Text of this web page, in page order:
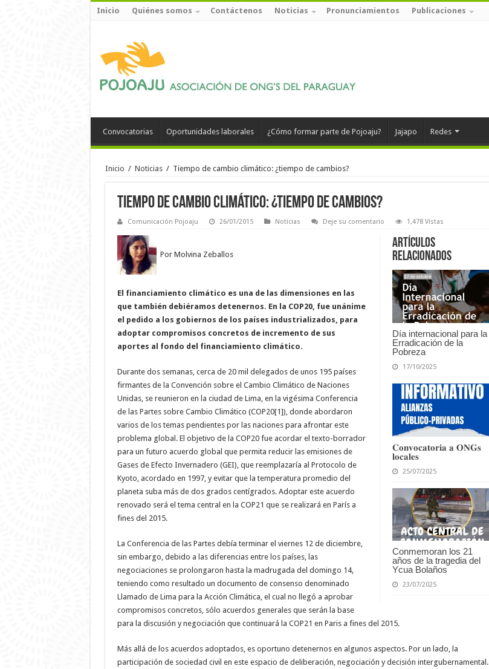
Inicio Quiénes somos Contáctenos Noticias Pronunciamientos Publicaciones
Convocatorias Oportunidades laborales ¿Cómo formar parte de Pojoaju? Jajapo Redes
Inicio / Noticias / Tiempo de cambio climático: ¿tiempo de cambios?
Tiempo de cambio climático: ¿tiempo de cambios?
Comunicación Pojoaju 26/01/2015 Noticias Deje su comentario 1,478 Vistas
Artículos
relacionados
Día internacional para la
Erradicación de la
Pobreza
17/10/2025
𝐂𝐨𝐧𝐯𝐨𝐜𝐚𝐭𝐨𝐫𝐢𝐚 𝐚 𝐎𝐍𝐆𝐬
𝐥𝐨𝐜𝐚𝐥𝐞𝐬
25/07/2025
Conmemoran los 21
años de la tragedia del
Ycua Bolaños
23/07/2025
Por Molvina Zeballos
El financiamiento climático es una de las dimensiones en las
que también debiéramos detenernos. En la COP20, fue unánime
el pedido a los gobiernos de los países industrializados, para
adoptar compromisos concretos de incremento de sus
aportes al fondo del financiamiento climático.
Durante dos semanas, cerca de 20 mil delegados de unos 195 países
firmantes de la Convención sobre el Cambio Climático de Naciones
Unidas, se reunieron en la ciudad de Lima, en la vigésima Conferencia
de las Partes sobre Cambio Climático (COP20[1]), donde abordaron
varios de los temas pendientes por las naciones para afrontar este
problema global. El objetivo de la COP20 fue acordar el texto-borrador
para un futuro acuerdo global que permita reducir las emisiones de
Gases de Efecto Invernadero (GEI), que reemplazaría al Protocolo de
Kyoto, acordado en 1997, y evitar que la temperatura promedio del
planeta suba más de dos grados centígrados. Adoptar este acuerdo
renovado será el tema central en la COP21 que se realizará en París a
fines del 2015.
La Conferencia de las Partes debía terminar el viernes 12 de diciembre,
sin embargo, debido a las diferencias entre los países, las
negociaciones se prolongaron hasta la madrugada del domingo 14,
teniendo como resultado un documento de consenso denominado
Llamado de Lima para la Acción Climática, el cual no llegó a aprobar
compromisos concretos, sólo acuerdos generales que serán la base
para la discusión y negociación que continuará la COP21 en Paris a fines del 2015.
Más allá de los acuerdos adoptados, es oportuno detenernos en algunos aspectos. Por un lado, la
participación de sociedad civil en este espacio de deliberación, negociación y decisión intergubernamental.